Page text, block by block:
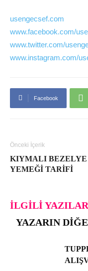
usengecsef.com
www.facebook.com/
www.twitter.com/
www.instagram.com/
Facebook
Önceki İçerik
KIYMALI BEZELYE
YEMEĞI TARIFI
İLGILI YAZILAR
YAZARIN